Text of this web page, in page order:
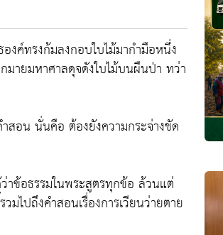
ค์ทรงก้มลงกอบใบไม้มากำมือหนึ่ง
ายมหาศาลดุจดังใบไม้บนผืนป่า ทว่า
สอน นั่นคือ ต้องยังความกระจ่างชัด
าข้อธรรมในพระสูตรทุกข้อ ล้วนแต่
ไปถึงคำสอนเรื่องการเวียนว่ายตาย